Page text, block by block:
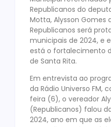
Republicanos do
Motta, Alysson Gomes
Republicanos será
municipais de 2024, e
está o fortalecimento
de Santa Rita.
Em entrevista ao
da Rádio Universo
feira (6), o vereador
(Republicanos) falou
2024, ano em que as